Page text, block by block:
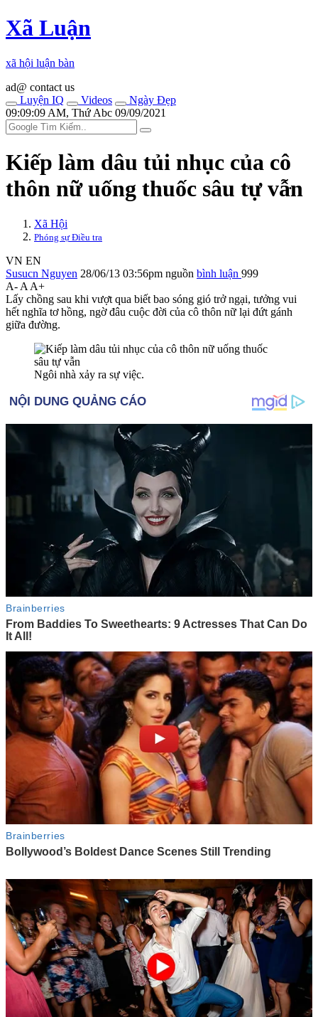
Xã Luận
xã hội luận bàn
ad@ contact us
Luyện IQ
Videos
Ngày Đẹp
09:09:09 AM, Thứ Abc 09/09/2021
Kiếp làm dâu tủi nhục của cô
thôn nữ uống thuốc sâu t‌ּự vẫ‌ּn
Xã Hội
Phóng sự Điều tra
VN EN
Susucn Nguyen 28/06/13 03:56pm nguồn bình luận 999
A- A A+
Lấy chồng sau khi vượt qua biết bao sóng gió trở ngại, tưởng vui
hết nghĩa tơ hồng, ngờ đâu cuộc đời của cô thôn nữ lại đứt gánh
giữa đường.
Ngôi nhà xảy ra sự việc.